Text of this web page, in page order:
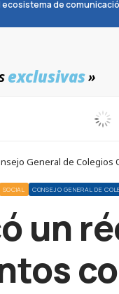
de
exclusivas»
General de
SOCIAL CONSEJO GENERAL DE
un